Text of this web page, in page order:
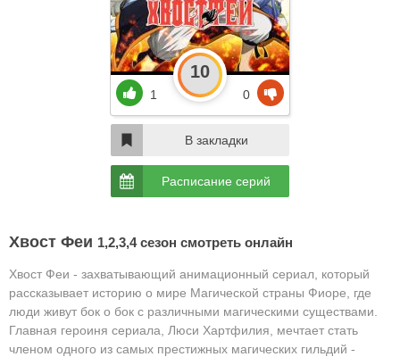
Хвост Феи 1,2,3,4 сезон смотреть онлайн
Хвост Феи - захватывающий анимационный сериал, который
рассказывает историю о мире Магической страны Фиоре, где
люди живут бок о бок с различными магическими существами.
Главная героиня сериала, Люси Хартфилия, мечтает стать
членом одного из самых престижных магических гильдий -
1
10
0
В закладки
Расписание серий